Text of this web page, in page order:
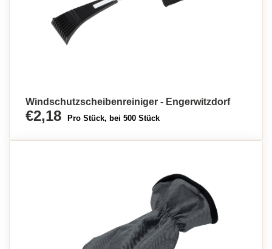
Windschutzscheibenreiniger - Engerwitzdorf
€2,18 Pro Stück, bei 500 Stück